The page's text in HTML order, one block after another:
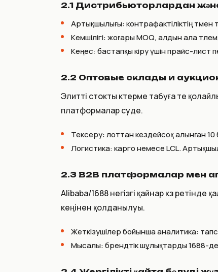
2.1 Дистрибьюторлардан
Артықшылығы: контрафактіліктің төмен
Кемшілігі: жоғары MOQ, алдын ала
Кеңес: бастапқы кіру үшін прайс-лист
2.2 Оптовые склады и
Элитті стокты көтерме табуға өте
платформалар өсуде.
Тексеру: лоттан кездейсоқ алынған
Логистика: карго немесе LCL.
2.3 B2B платформалар мен
Alibaba/1688 негізгі қайнар көз
кеңінен қолданылуы.
Жеткізушілер бойынша аналитика:
Мысалы: брендтік шұлықтарды 1688-